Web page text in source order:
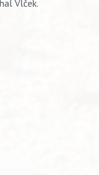
Vlček.